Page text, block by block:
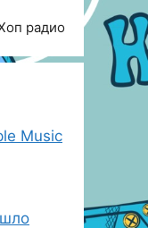
радио
Music